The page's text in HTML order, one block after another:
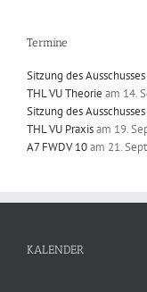
Termine
Sitzung des Ausschusses
THL VU Theorie am 14.
Sitzung des Ausschusses
THL VU Praxisam 19.
A7 FWDV 10am 21.
KALENDER